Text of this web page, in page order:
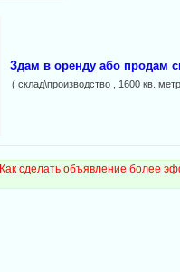
Здам в оренду або продам
( склад\производство , 1600 кв.
Как сделать объявление более